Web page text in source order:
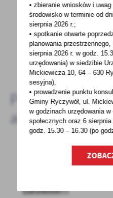
Spodobała Ci się
- to dla Ciebie staramy się
bardzo nam
DODAJ
Pozostałe
aktualności
szkolenie!!!
• zbieranie wniosków i
środowisko w terminie od
sierpnia 2026 r.;
• spotkanie otwarte
planowania
sierpnia 2026 r.w godz.
urzędowania) w siedzibie
Mickiewicza 10, 64 – 630
sesyjna),
• prowadzenie punktu
Gminy Ryczywół, ul.
w godzinachurzędowania
społecznych oraz 6
godz. 15.30 – 16.30 (po